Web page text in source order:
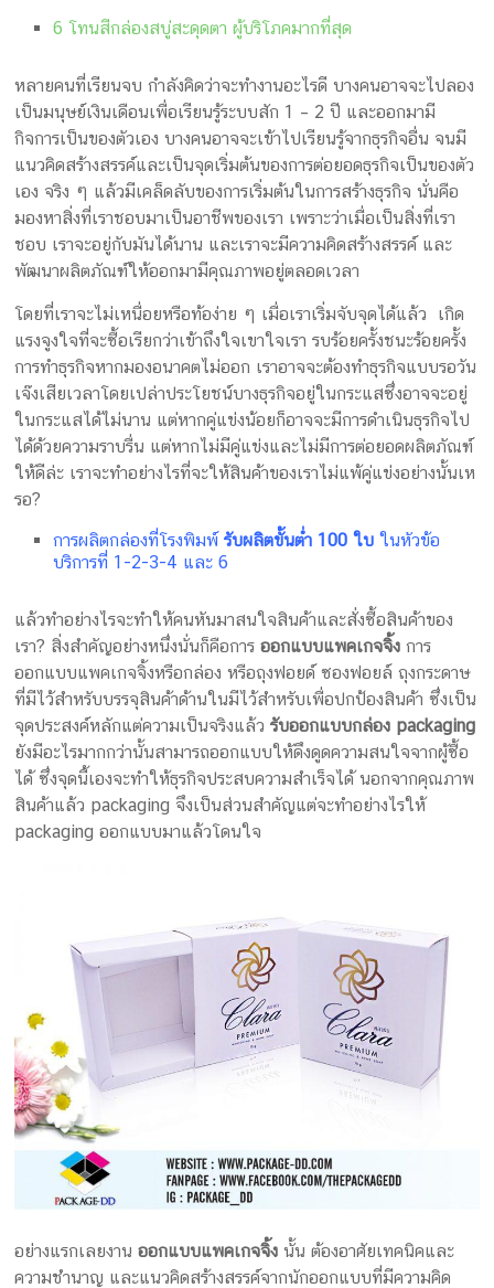
กล่อง
เสริม
โรงงาน
ผลิต
กล่อง
บรรจุ
ภัณฑ์
6 โทนสีกล่องสบู่สะดุดตา ผู้บริโภคมากที่สุด
หลายคนที่เรียนจบ กำลังคิดว่าจะทำงานอะไรดี บางคนอาจจะไปลอง
เป็นมนุษย์เงินเดือนเพื่อเรียนรู้ระบบสัก 1 – 2 ปี และออกมามี
กิจการเป็นของตัวเอง บางคนอาจจะเข้าไปเรียนรู้จากธุรกิจอื่น จนมี
แนวคิดสร้างสรรค์และเป็นจุดเริ่มต้นของการต่อยอดธุรกิจเป็นของตัว
เอง จริง ๆ แล้วมีเคล็ดลับของการเริ่มต้นในการสร้างธุรกิจ นั่นคือ
มองหาสิ่งที่เราชอบมาเป็นอาชีพของเรา เพราะว่าเมื่อเป็นสิ่งที่เรา
ชอบ เราจะอยู่กับมันได้นาน และเราจะมีความคิดสร้างสรรค์ และ
พัฒนาผลิตภัณฑ์ให้ออกมามีคุณภาพอยู่ตลอดเวลา
โดยที่เราจะไม่เหนื่อยหรือท้อง่าย ๆ เมื่อเราเริ่มจับจุดได้แล้ว เกิด
แรงจูงใจที่จะซื้อเรียกว่าเข้าถึงใจเขาใจเรา รบร้อยครั้งชนะร้อยครั้ง
การทำธุรกิจหากมองอนาคตไม่ออก เราอาจจะต้องทำธุรกิจแบบรอวัน
เจ๊งเสียเวลาโดยเปล่าประโยชน์บางธุรกิจอยู่ในกระแสซึ่งอาจจะอยู่
ในกระแสได้ไม่นาน แต่หากคู่แข่งน้อยก็อาจจะมีการดำเนินธุรกิจไป
ได้ด้วยความราบรื่น แต่หากไม่มีคู่แข่งและไม่มีการต่อยอดผลิตภัณฑ์
ให้ดีล่ะ เราจะทำอย่างไรที่จะให้สินค้าของเราไม่แพ้คู่แข่งอย่างนั้นเห
รอ?
การผลิตกล่องที่โรงพิมพ์รับผลิตขั้นต่ำ 100 ใบ ในหัวข้อ
บริการที่ 1-2-3-4 และ 6
แล้วทำอย่างไรจะทำให้คนหันมาสนใจสินค้าและสั่งซื้อสินค้าของ
เรา? สิ่งสำคัญอย่างหนึ่งนั่นก็คือการออกแบบแพคเกจจิ้ง การ
ออกแบบแพคเกจจิ้งหรือกล่อง หรือถุงฟอยด์ ซองฟอยล์ ถุงกระดาษ
ที่มีไว้สำหรับบรรจุสินค้าด้านในมีไว้สำหรับเพื่อปกป้องสินค้า ซึ่งเป็น
จุดประสงค์หลักแต่ความเป็นจริงแล้วรับออกแบบกล่อง packaging
ยังมีอะไรมากกว่านั้นสามารถออกแบบให้ดึงดูดความสนใจจากผู้ซื้อ
ได้ ซึ่งจุดนี้เองจะทำให้ธุรกิจประสบความสำเร็จได้ นอกจากคุณภาพ
สินค้าแล้ว packaging จึงเป็นส่วนสำคัญแต่จะทำอย่างไรให้
packaging ออกแบบมาแล้วโดนใจ
อย่างแรกเลยงานออกแบบแพคเกจจิ้ง นั้น ต้องอาศัยเทคนิคและ
ความชำนาญ และแนวคิดสร้างสรรค์จากนักออกแบบที่มีความคิด